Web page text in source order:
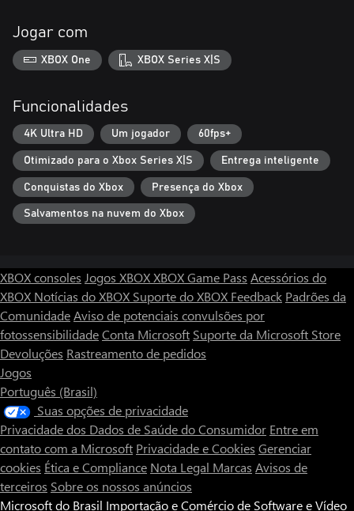
Jogar com
XBOX One XBOX Series X|S
Funcionalidades
4K Ultra HD Um jogador 60fps+
Otimizado para o Xbox Series X|S Entrega inteligente
Conquistas do Xbox Presença do Xbox
Salvamentos na nuvem do Xbox
XBOX consoles Jogos XBOXXBOX Game Pass Acessórios do
XBOX Notícias do XBOX Suporte do XBOX Feedback Padrões da
ComunidadeAviso de potenciais convulsões por
fotossensibilidadeConta Microsoft Suporte da Microsoft Store
Devoluções Rastreamento de pedidos
Jogos
Português (Brasil)
Suas opções de privacidade
Privacidade dos Dados de Saúde do Consumidor Entre em
contato com a Microsoft Privacidade e Cookies Gerenciar
cookies Ética e Compliance Nota Legal Marcas Avisos de
terceiros Sobre os nossos anúncios
Microsoft do Brasil Importação e Comércio de Software e Vídeo